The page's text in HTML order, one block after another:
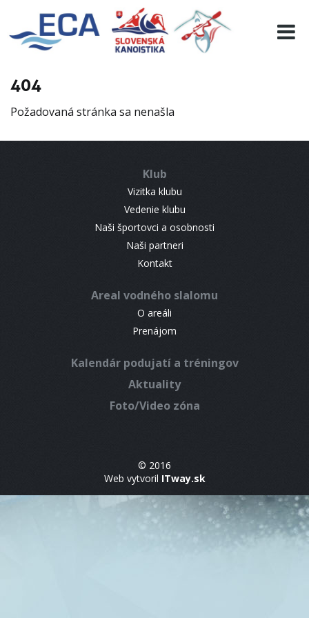
404
Požadovaná stránka sa nenašla
Klub
Vizitka klubu
Vedenie klubu
Naši športovci a osobnosti
Naši partneri
Kontakt
Areal vodného slalomu
O areáli
Prenájom
Kalendár podujatí a tréningov
Aktuality
Foto/Video zóna
© 2016
Web vytvoril ITway.sk
EURO 19
INFO
RESULTS
CONTACT